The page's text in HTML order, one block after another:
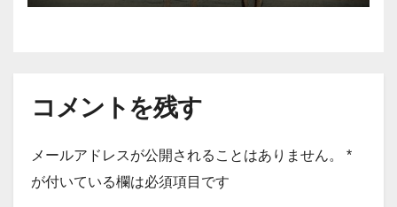
コメントを残す
メールアドレスが公開されることはありません。
*
が付いている欄は必須項目です